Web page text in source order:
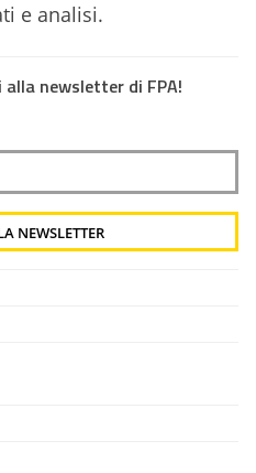
e analisi.
newsletter di FPA!